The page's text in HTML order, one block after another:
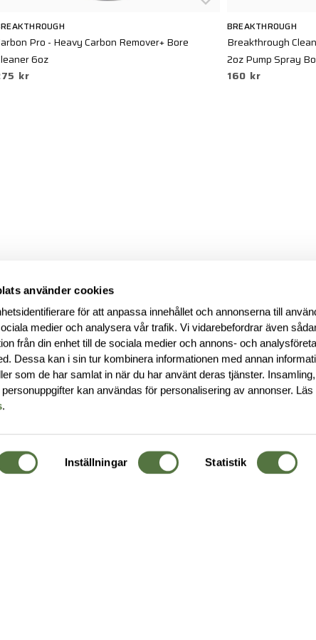
använder cookies
för att anpassa innehållet och annonserna till
medier och analysera vår trafik. Vi vidarebefordrar även
från din enhet till de sociala medier och annons- och
Dessa kan i sin tur kombinera informationen med annan
som de har samlat in när du har använt deras tjänster.
kan användas för personalisering av annonser.
.
Inställningar Statistik
Pro - Heavy Carbon Remover+ Bore
6oz
kr
BREAKTHROUGH
Breakthrough
2oz Pump Spray
160 kr